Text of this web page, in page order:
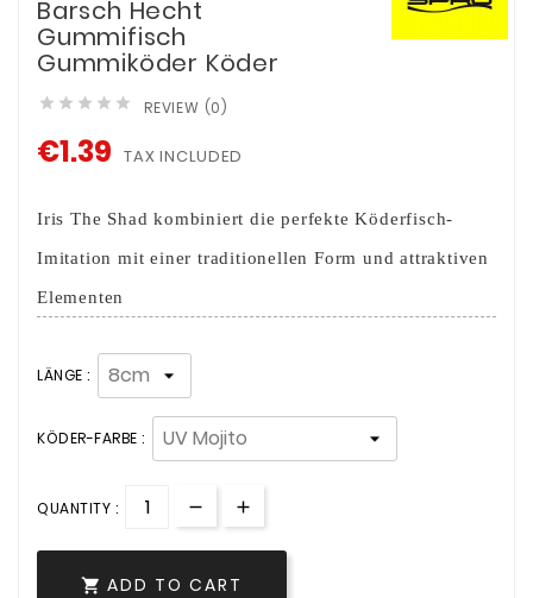
Barsch Hecht
Gummifisch
Gummiköder Köder
     REVIEW (0)
€1.39 TAX INCLUDED
Iris The Shad kombiniert die perfekte Köderfisch-
Imitation mit einer traditionellen Form und attraktiven
Elementen
LÄNGE :
KÖDER-FARBE :
QUANTITY :
 ADD TO CART